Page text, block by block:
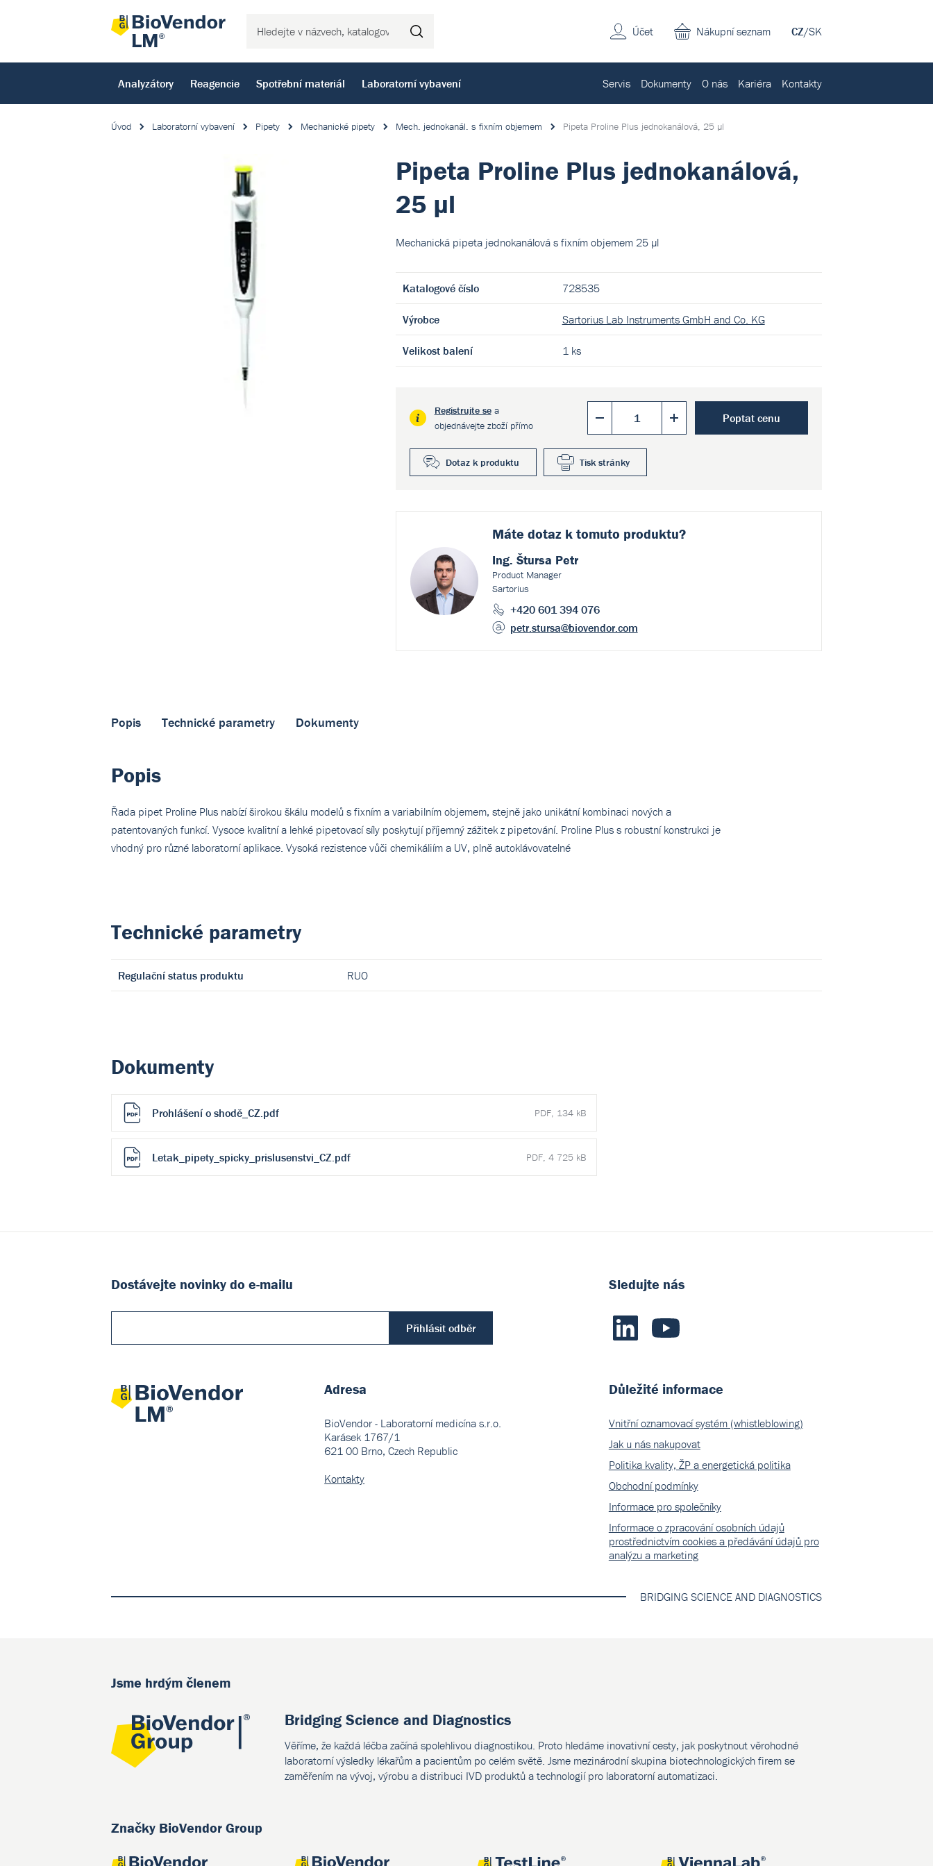
CZ/SK
Nákupní seznam
Účet
Analyzátory Reagencie Spotřební materiál Laboratorní vybavení Servis Dokumenty O nás Kariéra Kontakty
Úvod Laboratorní vybavení Pipety Mechanické pipety Mech. jednokanál. s fixním objemem Pipeta Proline Plus jednokanálová, 25 µl
Pipeta Proline Plus jednokanálová,
25 µl
Mechanická pipeta jednokanálová s fixním objemem 25 µl
Katalogové číslo 728535
Výrobce Sartorius Lab Instruments GmbH and Co. KG
Velikost balení 1 ks
Poptat cenu
Registrujte sea
objednávejte zboží přímo
Dotaz k produktu Tisk stránky
Máte dotaz k tomuto produktu?
Ing. Štursa Petr
Product Manager
Sartorius
+420 601 394 076
petr.stursa@biovendor.com
Popis Technické parametry Dokumenty
Popis
Řada pipet Proline Plus nabízí širokou škálu modelů s fixním a variabilním objemem, stejně jako unikátní kombinaci nových a
patentovaných funkcí. Vysoce kvalitní a lehké pipetovací síly poskytují příjemný zážitek z pipetování. Proline Plus s robustní konstrukci je
vhodný pro různé laboratorní aplikace. Vysoká rezistence vůči chemikáliím a UV, plně autoklávovatelné
Technické parametry
Regulační status produktu RUO
Dokumenty
Prohlášení o shodě_CZ.pdf PDF, 134 kB
Letak_pipety_spicky_prislusenstvi_CZ.pdf PDF, 4 725 kB
Dostávejte novinky do e-mailu
Přihlásit odběr
Adresa
BioVendor - Laboratorní medicína s.r.o.
Karásek 1767/1
621 00 Brno, Czech Republic
Kontakty
Sledujte nás
Důležité informace
Vnitřní oznamovací systém (whistleblowing)
Jak u nás nakupovat
Politika kvality, ŽP a energetická politika
Obchodní podmínky
Informace pro společníky
Informace o zpracování osobních údajů
prostřednictvím cookies a předávání údajů pro
analýzu a marketing
BRIDGING SCIENCE AND DIAGNOSTICS
Jsme hrdým členem
Bridging Science and Diagnostics
Věříme, že každá léčba začíná spolehlivou diagnostikou. Proto hledáme inovativní cesty, jak poskytnout věrohodné
laboratorní výsledky lékařům a pacientům po celém světě. Jsme mezinárodní skupina biotechnologických firem se
zaměřením na vývoj, výrobu a distribuci IVD produktů a technologií pro laboratorní automatizaci.
Značky BioVendor Group